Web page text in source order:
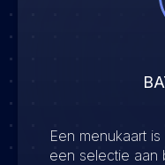
Een menukaart
een selectie aan